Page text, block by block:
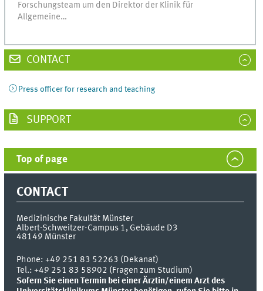
Forschungsteam um den Direktor der Klinik für
Allgemeine…
CONTACT
Press officer for research and teaching
SUPPORT
Top of page
CONTACT
Medizinische Fakultät Münster
Albert-Schweitzer-Campus 1, Gebäude D3
48149 Münster
Phone:+49 251 83 52263 (Dekanat)
Tel.: +49 251 83 58902 (Fragen zum Studium)
Sofern Sie einen Termin bei einer Ärztin/einem Arzt des